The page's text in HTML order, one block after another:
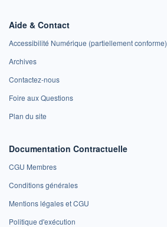
Aide & Contact
Accessibilité Numérique (partiellement conforme)
Archives
Contactez-nous
Foire aux Questions
Plan du site
Documentation Contractuelle
CGU Membres
Conditions générales
Mentions légales et CGU
Politique d'exécution